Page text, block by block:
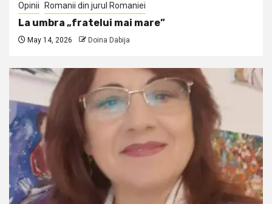
Opinii Romanii din jurul Romaniei
La umbra „fratelui mai mare”
May 14, 2026 Doina Dabija